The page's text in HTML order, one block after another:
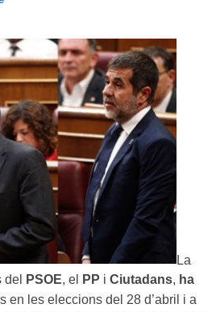
La
del PSOE, el PP i Ciutadans, ha
en les eleccions del 28 d’abril i a